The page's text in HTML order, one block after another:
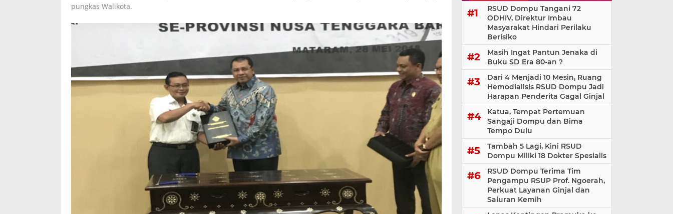
pungkas Walikota.
RSUD Dompu Tangani 72
ODHIV, Direktur Imbau
Masyarakat Hindari Perilaku
Berisiko
Masih Ingat Pantun Jenaka di
Buku SD Era 80-an ?
Dari 4 Menjadi 10 Mesin, Ruang
Hemodialisis RSUD Dompu Jadi
Harapan Penderita Gagal Ginjal
Katua, Tempat Pertemuan
Sangaji Dompu dan Bima
Tempo Dulu
Tambah 5 Lagi, Kini RSUD
Dompu Miliki 18 Dokter Spesialis
RSUD Dompu Terima Tim
Pengampu RSUP Prof. Ngoerah,
Perkuat Layanan Ginjal dan
Saluran Kemih